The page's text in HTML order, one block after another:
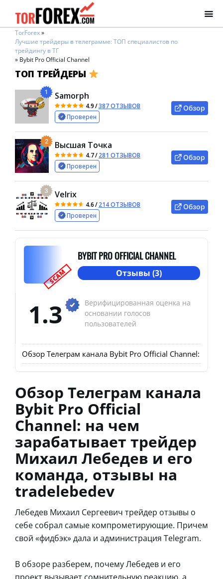
TorForex»
Лучшие трейдеры в телеграмме: ТОП специалистов по
трейдингу в ТГ
» Bybit Pro Official Channel
ТОП ТРЕЙДЕРЫ
1 Samorph
4.9/387 ОТЗЫВОВ
Проверен
Обзор
2 Высшая Точка
4.7/281 ОТЗЫВОВ
Проверен
Обзор
3 Velrix
4.6/214 ОТЗЫВОВ
Проверен
Обзор
SCAM
BYBIT PRO OFFICIAL CHANNEL
Отзывы (3)
1.3
Верифицированная оценка на
основании голосов
пользователей
Обзор Телеграм канала Bybit Pro Official Channel: на
Обзор Телеграм канала
Bybit Pro Official
Channel: на чем
зарабатывает трейдер
Михаил Лебедев и его
команда, отзывы на
tradelebedev
Лебедев Михаил Сергеевич трейдер отзывы о
себе собрал самые компрометирующие. Причем
свой «фидбэк» дала и администрация Telegram.
В обзоре разберем, почему Лебедев и его